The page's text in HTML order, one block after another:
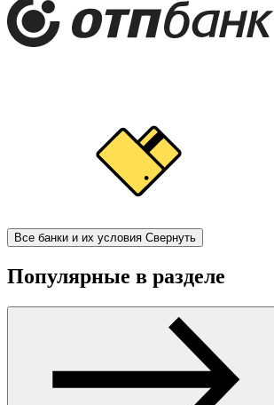
Все банки и их условия Свернуть
Популярные в разделе